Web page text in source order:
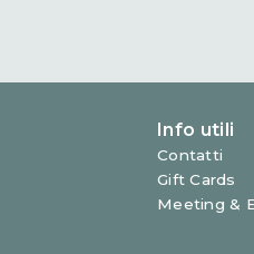
nostra
novità, gli eventi
con nuove